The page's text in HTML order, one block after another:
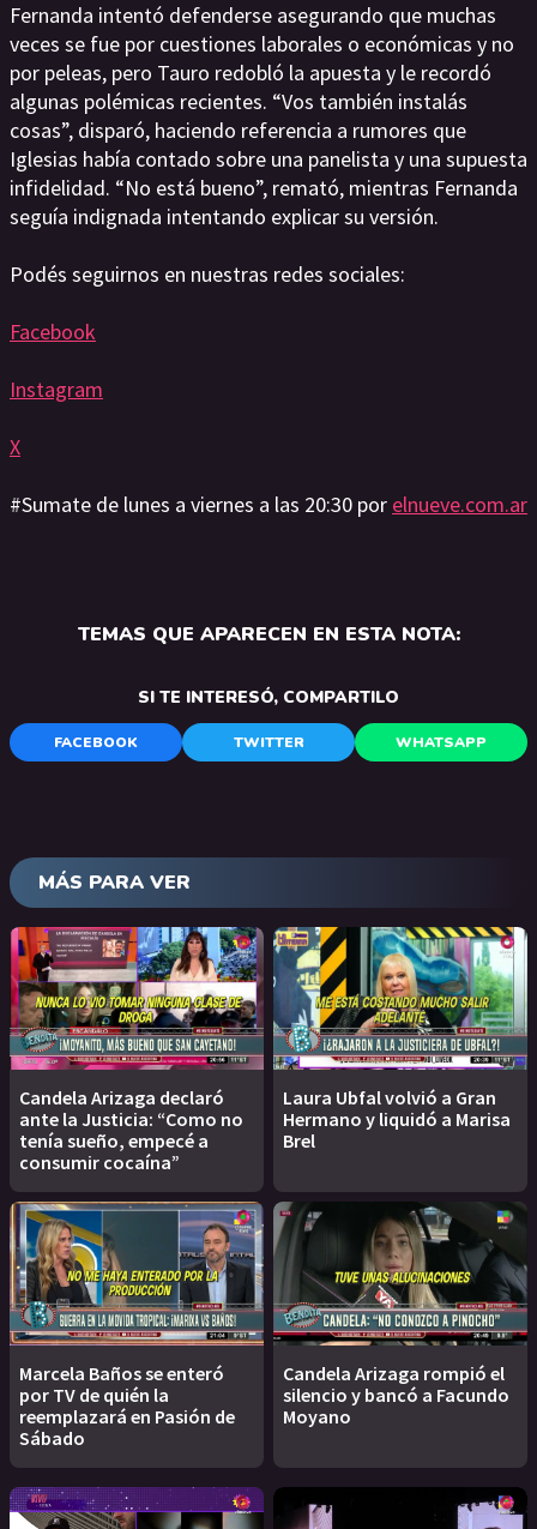
Fernanda intentó defenderse asegurando que muchas
veces se fue por cuestiones laborales o económicas y no
por peleas, pero Tauro redobló la apuesta y le recordó
algunas polémicas recientes. “Vos también instalás
cosas”, disparó, haciendo referencia a rumores que
Iglesias había contado sobre una panelista y una supuesta
infidelidad. “No está bueno”, remató, mientras Fernanda
seguía indignada intentando explicar su versión.
Podés seguirnos en nuestras redes sociales:
Facebook
Instagram
X
#Sumate de lunes a viernes a las 20:30 por elnueve.com.ar
TEMAS QUE APARECEN EN ESTA NOTA:
SI TE INTERESÓ, COMPARTILO
FACEBOOK TWITTER WHATSAPP
MÁS PARA VER
Candela Arizaga declaró
ante la Justicia: “Como no
tenía sueño, empecé a
consumir cocaína”
Laura Ubfal volvió a Gran
Hermano y liquidó a Marisa
Brel
Marcela Baños se enteró
por TV de quién la
reemplazará en Pasión de
Sábado
Candela Arizaga rompió el
silencio y bancó a Facundo
Moyano